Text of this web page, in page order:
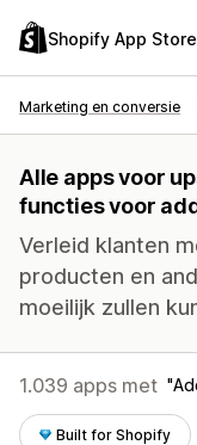
Shopify App Store
Marketing en conversie
Alle apps voor
functies voor
Verleid klanten
producten en
moeilijk zullen
1.039 apps met
Built for Shopify